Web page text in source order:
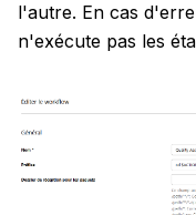
l'autre. En cas
n'exécute pas les